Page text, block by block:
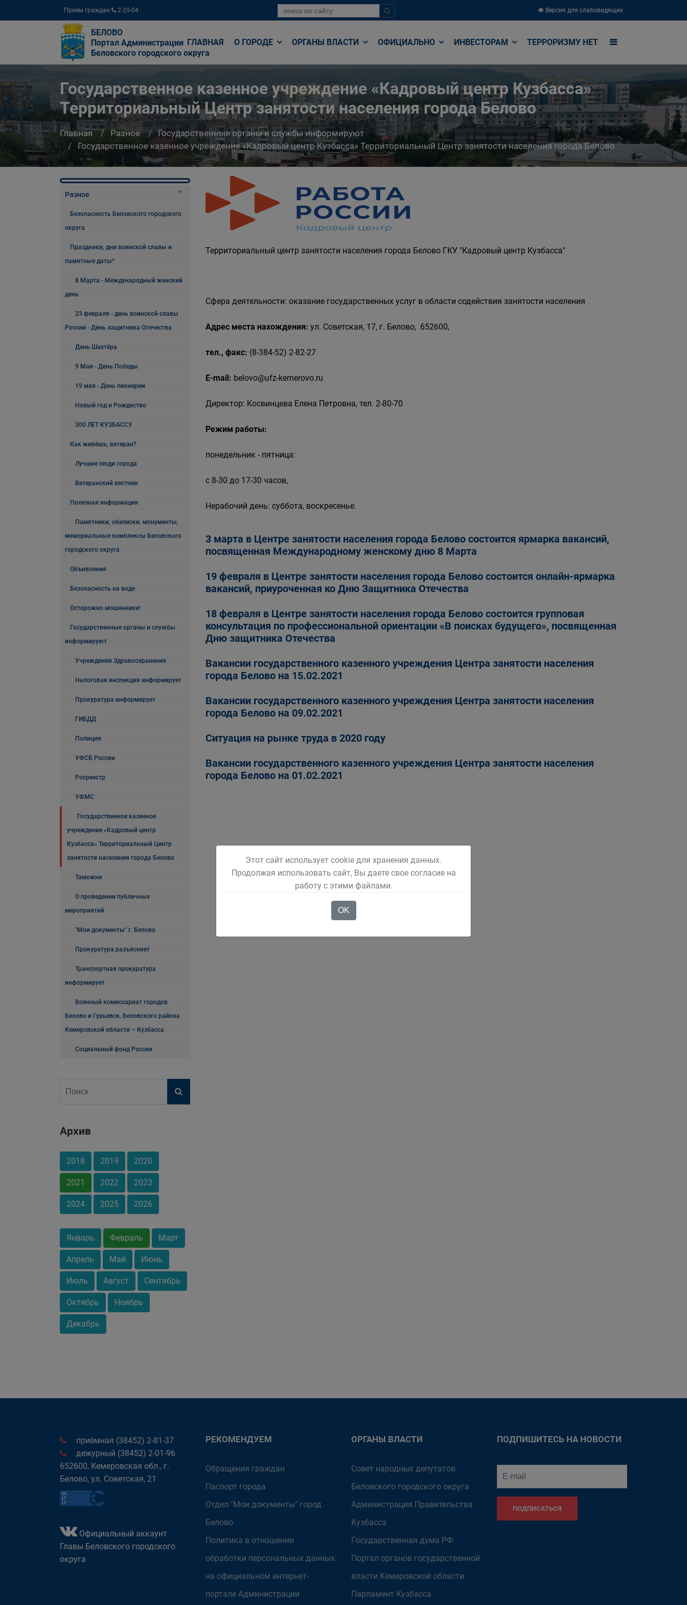
Прием граждан 2-29-04 Версия для слабовидящих
БЕЛОВО
Портал Администрации
Беловского городского округа
ГЛАВНАЯ О ГОРОДЕ ОРГАНЫ ВЛАСТИ ОФИЦИАЛЬНО ИНВЕСТОРАМ ТЕРРОРИЗМУ НЕТ
Государственное казенное учреждение «Кадровый центр Кузбасса»
Территориальный Центр занятости населения города Белово
Главная Разное
Государственные органы и службы информируют
Государственное казенное учреждение «Кадровый центр Кузбасса» Территориальный Центр занятости населения города Белово
Разное
Безопасность Беловского городского
округа
Праздники, дни воинской славы и
памятные даты*
8 Марта - Международный женский
день
23 февраля - день воинской славы
России - День защитника Отечества
День Шахтёра
9 Мая - День Победы
19 мая - День пионерии
Новый год и Рождество
300 ЛЕТ КУЗБАССУ
Как живёшь, ветеран?
Лучшие люди города
Ветеранский вестник
Полезная информация
Памятники, обелиски, монументы,
мемориальные комплексы Беловского
городского округа
Объявления
Безопасность на воде
Осторожно мошенники!
Государственные органы и службы
информируют
Учреждения Здравоохранения
Налоговая инспекция информирует
Прокуратура информирует
ГИБДД
Полиция
УФСБ России
Росреестр
УФМС
Государственное казенное
учреждение «Кадровый центр
Кузбасса» Территориальный Центр
занятости населения города Белово
Таможня
О проведении публичных
мероприятий
"Мои документы" г. Белово
Прокуратура разъясняет
Транспортная прокуратура
информирует
Военный комиссариат городов
Белово и Гурьевск, Беловского района
Кемеровской области – Кузбасса
Социальный фонд России
Архив
2018 2019 2020
2021 2022 2023
2024 2025 2026
Январь Февраль Март
Апрель Май Июнь
Июль Август Сентябрь
Октябрь Ноябрь
Декабрь
Территориальный центр занятости населения города Белово ГКУ "Кадровый центр Кузбасса"
Сфера деятельности: оказание государственных услуг в области содействия занятости населения
Адрес места нахождения: ул. Советская, 17, г. Белово, 652600,
тел., факс: (8-384-52) 2-82-27
E-mail: belovo@ufz-kemerovo.ru
Директор: Косвинцева Елена Петровна, тел. 2-80-70
Режим работы:
понедельник - пятница:
с 8-30 до 17-30 часов,
Нерабочий день: суббота, воскресенье.
3 марта в Центре занятости населения города Белово состоится ярмарка вакансий,
посвященная Международному женскому дню 8 Марта
19 февраля в Центре занятости населения города Белово состоится онлайн-ярмарка
вакансий, приуроченная ко Дню Защитника Отечества
18 февраля в Центре занятости населения города Белово состоится групповая
консультация по профессиональной ориентации «В поисках будущего», посвященная
Дню защитника Отечества
Вакансии государственного казенного учреждения Центра занятости населения
города Белово на 15.02.2021
Вакансии государственного казенного учреждения Центра занятости населения
города Белово на 09.02.2021
Ситуация на рынке труда в 2020 году
Вакансии государственного казенного учреждения Центра занятости населения
города Белово на 01.02.2021
приёмная (38452) 2-81-37
дежурный (38452) 2-01-96
652600, Кемеровская обл., г.
Белово, ул. Советская, 21
Официальный аккаунт
Главы Беловского городского
округа
РЕКОМЕНДУЕМ
Обращения граждан
Паспорт города
Отдел "Мои документы" город
Белово
Политика в отношении
обработки персональных данных
на официальном интернет-
портале Администрации
ОРГАНЫ ВЛАСТИ
Совет народных депутатов
Беловского городского округа
Администрация Правительства
Кузбасса
Государственная дума РФ
Портал органов государственной
власти Кемеровской области
Парламент Кузбасса
ПОДПИШИТЕСЬ НА НОВОСТИ
ПОДПИСАТЬСЯ
Этот сайт использует cookie для хранения данных.
Продолжая использовать сайт, Вы даете свое согласие на
работу с этими файлами.
OK